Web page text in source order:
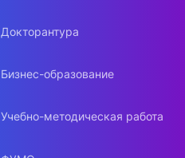
Докторантура
Бизнес-образование
Учебно-методическая работа